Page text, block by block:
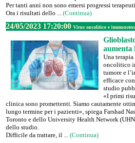
Per tanti anni non sono emersi progressi
Ora i risultati dello ... (Continua)
24/05/2023 17:20:00 Virus oncolitico e
aumenta
Una
oncolitico
tumore e
efficace
studio
«I primi
clinica sono promettenti. Siamo cautamente
lungo termine per i pazienti», spiega Farshad
Toronto e dello University Health Network
dello studio.
Difficile da trattare, il ... (Continua)